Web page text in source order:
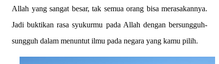
Allah yang sangat besar, tak semua orang bisa merasakannya.
Jadi buktikan rasa syukurmu pada Allah dengan bersungguh-
sungguh dalam menuntut ilmu pada negara yang kamu pilih.